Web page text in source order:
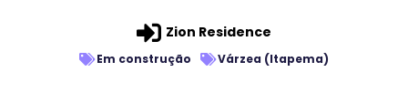
Zion Residence
Em construção Várzea (Itapema)